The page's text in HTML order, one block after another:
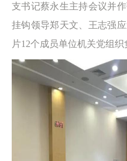
支书记蔡永生主持会议并
挂钩领导郑天文、王志强
片12个成员单位机关党组织